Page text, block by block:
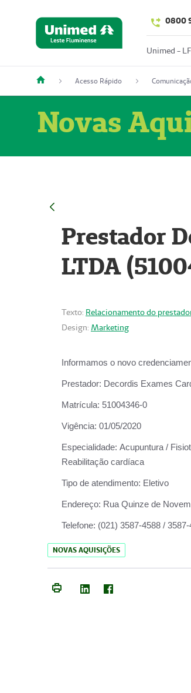
0800
Unimed - LF
Acesso Rápido
Novas
Prestador
LTDA
Texto: Relacionamento do
Design: Marketing
Informamos o novo
Prestador: Decordis Exames
Matrícula: 51004346-0
Vigência: 01/05/2020
Especialidade: Acupuntura /
Reabilitação cardíaca
Tipo de atendimento: Eletivo
Endereço: Rua Quinze de
Telefone: (021) 3587-4588 /
NOVAS AQUISIÇÕES